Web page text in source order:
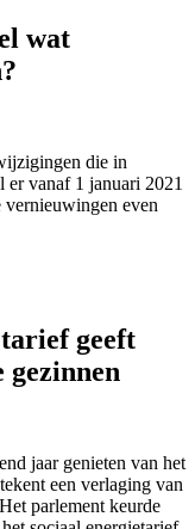
wat
die in
vanaf 1 januari 2021
even
geeft
gezinnen
jaar genieten van het
een verlaging van
parlement keurde